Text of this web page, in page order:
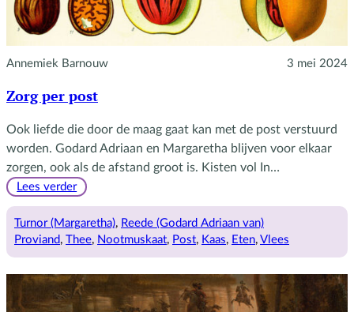
Annemiek Barnouw 3 mei 2024
Zorg per post
Ook liefde die door de maag gaat kan met de post verstuurd
worden. Godard Adriaan en Margaretha blijven voor elkaar
zorgen, ook als de afstand groot is. Kisten vol In…
Lees verder:
per
post
Turnor (Margaretha), Reede (Godard Adriaan van)
Proviand, Thee, Nootmuskaat, Post, Kaas, Eten, Vlees